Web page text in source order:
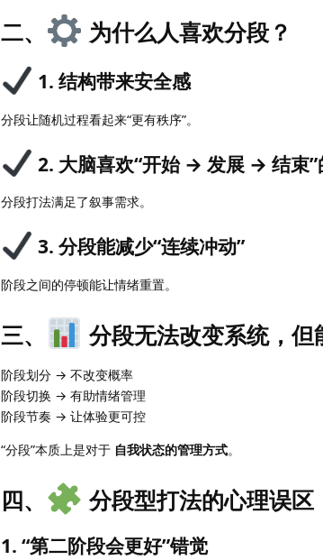
二、 为什么人喜欢分段？
1. 结构带来安全感
分段让随机过程看起来“更有秩序”。
2. 大脑喜欢“开始 → 发展 → 结束”
分段打法满足了叙事需求。
3. 分段能减少“连续冲动”
阶段之间的停顿能让情绪重置。
三、 分段无法改变系统，但
阶段划分 → 不改变概率
阶段切换 → 有助情绪管理
阶段节奏 → 让体验更可控
“分段”本质上是对于 自我状态的管理方式。
四、 分段型打法的心理误区
1. “第二阶段会更好”错觉